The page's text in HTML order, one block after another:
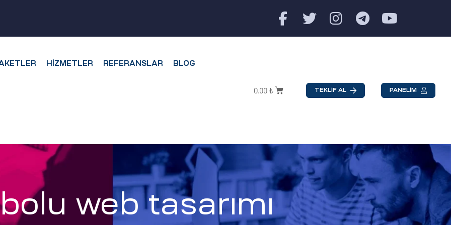
HIZMETLER REFERANSLAR BLOG
0.00 ₺ TEKLİF AL PANELİM
web tasarımı